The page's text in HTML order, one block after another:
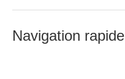
Navigation rapide